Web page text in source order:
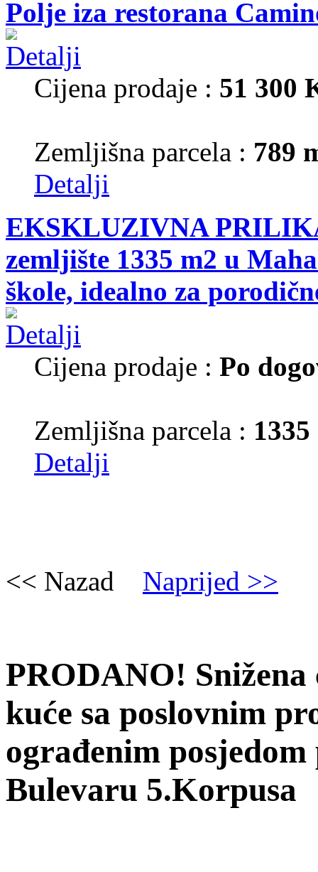
Polje iza restorana
Cijena prodaje : 51 300
Zemljišna parcela : 789
Detalji
EKSKLUZIVNA
zemljište 1335 m2 u
škole, idealno za
Cijena prodaje : Po
Zemljišna parcela : 1335
Detalji
<< Nazad Naprijed >>
PRODANO!
kuće sa poslovnim
ograđenim
Bulevaru 5.Korpusa